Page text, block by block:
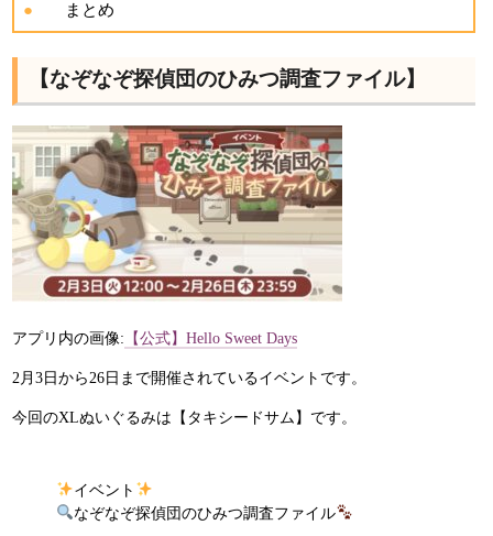
まとめ
【なぞなぞ探偵団のひみつ調査ファイル】
アプリ内の画像: 【公式】Hello Sweet Days
2月3日から26日まで開催されているイベントです。
今回のXLぬいぐるみは【タキシードサム】です。
イベント
なぞなぞ探偵団のひみつ調査ファイル